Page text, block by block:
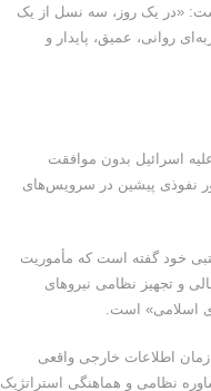
«در یک روز، سه نسل از یک
روانی، عمیق، پایدار و
اسرائیل بدون موافقت
نفوذی پیشین در سرویس‌های
خود گفته است که مأموریت
و تجهیز نظامی نیروهای
اسلامی» است.
اطلاعات خارجی واقعی
نظامی و هماهنگی استراتژیک